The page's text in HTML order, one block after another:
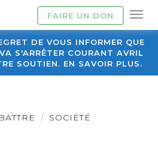
FAIRE UN DON
DE VOUS INFORMER QUE
S'ARRÊTER COURANT AVRIL
SOUTIEN. EN SAVOIR PLUS.
SOCIÉTÉ